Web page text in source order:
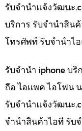
รับจํานําแจ้งวัฒนะ
บริการ รับจำนำสิน
โทรศัพท์ รับจำนำไ
รับจำนำ iphone บ
ถือ ไอแพค ไอโฟน
รับจํานําแจ้งวัฒนะ
จำนำสินค้าไอที รับ